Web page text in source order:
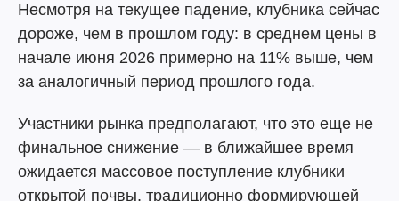
Несмотря на текущее падение, клубника сейчас
дороже, чем в прошлом году: в среднем цены в
начале июня 2026 примерно на 11% выше, чем
за аналогичный период прошлого года.
Участники рынка предполагают, что это еще не
финальное снижение — в ближайшее время
ожидается массовое поступление клубники
открытой почвы, традиционно формирующей